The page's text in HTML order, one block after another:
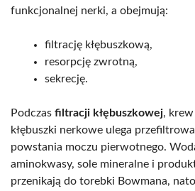
funkcjonalnej nerki, a obejmują:
filtrację kłębuszkową,
resorpcję zwrotną,
sekrecję.
Podczas filtracji kłębuszkowej, krew
kłębuszki nerkowe ulega
powstania moczu pierwotnego.
aminokwasy, sole mineralne i
przenikają do torebki Bowmana,